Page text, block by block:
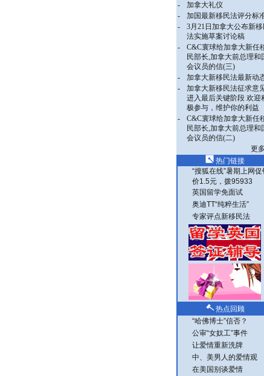
-
加拿大礼仪
-
加国最新移民法评分标
-
3月21日加拿大公布新移
法实施草案讨论稿
-
C&C寰球给加拿大新任
民部长,加拿大前总理和
会议员的信(三)
-
加拿大新移民法最新动
-
加拿大新移民法征求意
进入最后关键阶段 欢迎
极参与，维护你的利益
-
C&C寰球给加拿大新任
民部长,加拿大前总理和
会议员的信(二)
更
热门链接
“搜狐在线”暑期上网促
价1.5元，拨95933
英国留学免面试
奥迪TT“纯粹生活”
专家评点新移民法
热点回顾
“哈佛博士”信否？
公审“女奴工”事件
让爱情重新洗牌
中、美男人的爱情观
在美国别谈爱情